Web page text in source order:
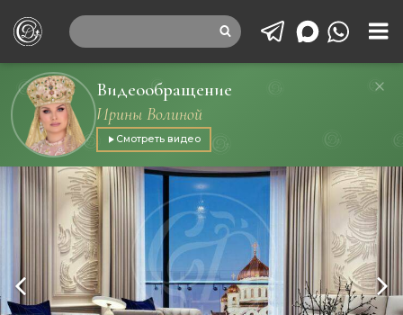
Видеообращение
Ирины Волиной
Смотреть видео